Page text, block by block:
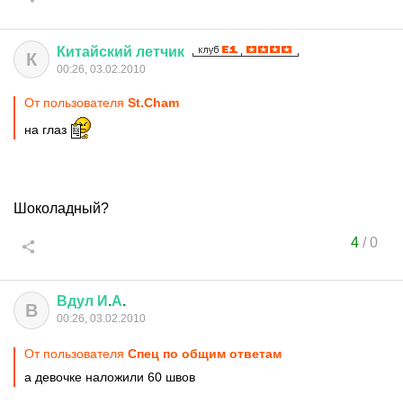
К Китайский летчик
00:26, 03.02.2010
От пользователя St.Cham
на глаз
Шоколадный?
4/0
В Вдул И .А.
00:26, 03.02.2010
От пользователя Спец по общим ответам
а девочке наложили 60 швов